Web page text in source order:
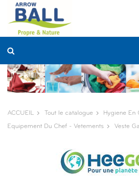
ACCUEIL Tout le catalogue Hygiene En
Equipement Du Chef - Vetements Veste
Panneau de gestion des cookies